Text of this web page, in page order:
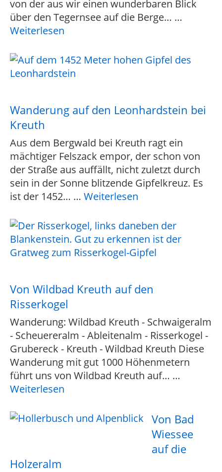
von der aus wir einen wunderbaren Blick
über den Tegernsee auf die Berge… …
Weiterlesen
Wanderung auf den Leonhardstein bei
Kreuth
Aus dem Bergwald bei Kreuth ragt ein
mächtiger Felszack empor, der schon von
der Straße aus auffällt, nicht zuletzt durch
sein in der Sonne blitzende Gipfelkreuz. Es
ist der 1452… … Weiterlesen
Von Wildbad Kreuth auf den
Risserkogel
Wanderung: Wildbad Kreuth - Schwaigeralm
- Scheuereralm - Ableitenalm - Risserkogel -
Grubereck - Kreuth - Wildbad Kreuth Diese
Wanderung mit gut 1000 Höhenmetern
führt uns von Wildbad Kreuth auf… …
Weiterlesen
Von Bad
Wiessee
auf die
Holzeralm